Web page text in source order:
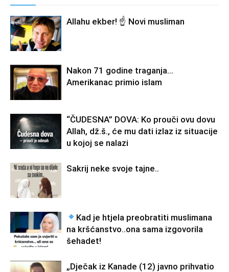
Allahu ekber! ☝️ Novi musliman
Nakon 71 godine traganja…
Amerikanac primio islam
“ČUDESNA” DOVA: Ko prouči ovu dovu
Allah, dž.š., će mu dati izlaz iz situacije
u kojoj se nalazi
Sakrij neke svoje tajne..
Kad je htjela preobratiti muslimana
na kršćanstvo..ona sama izgovorila
šehadet!
„Dječak iz Kanade (12) javno prihvatio